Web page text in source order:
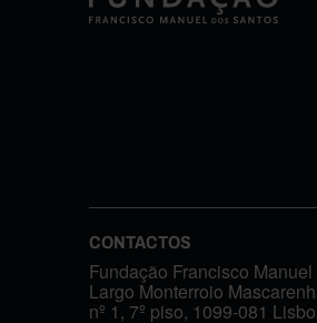
CONTACTOS
Fundação Francisco
Largo Monterroio
nº 1, 7º piso, 1099-081